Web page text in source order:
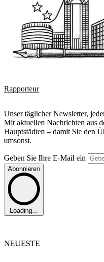
Rapporteur
Unser täglicher Newsletter,
Mit aktuellen Nachrichten aus
Hauptstädten – damit Sie den
umsonst.
Geben Sie Ihre E-Mail ein
Abonnieren
Loading...
NEUESTE